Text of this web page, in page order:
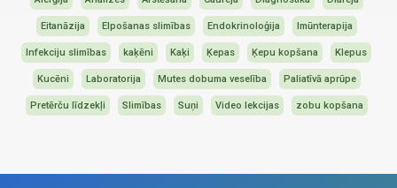
Eitanāzija Elpošanas slimības Endokrinoloģija Imūnterapija
Infekciju slimības kaķēni Kaķi Ķepas Ķepu kopšana Klepus
Kucēni Laboratorija Mutes dobuma veselība Paliatīvā aprūpe
Pretērču līdzekļi Slimības Suņi Video lekcijas zobu kopšana